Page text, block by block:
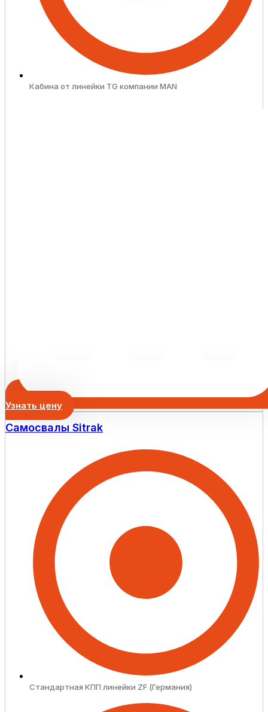
Кабина от линейки TG компании MAN
Узнать цену
Самосвалы Sitrak
Стандартная КПП линейки ZF (Германия)